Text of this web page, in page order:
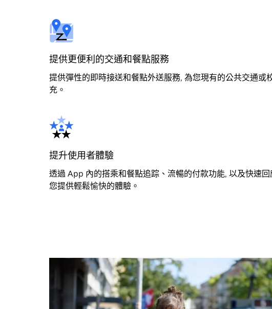
提供更便利的交通和餐點服務
提供彈性的即時接送和餐點外送服務, 為您現有的公共交通或
充。
提升使用者體驗
透過 App 內的搭乘和餐點追踪、流暢的付款功能, 以及快速
您提供輕鬆愉快的體驗。